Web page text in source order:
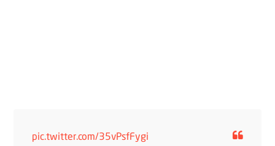
pic.twitter.com/35vPsfFygi